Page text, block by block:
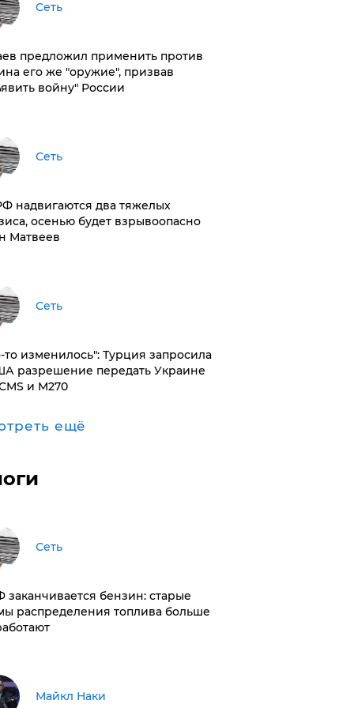
Сеть
предложил применить против
его же "оружие", призвав
войну" России
Сеть
надвигаются два тяжелых
осенью будет взрывоопасно
Матвеев
Сеть
то изменилось": Турция запросила
разрешение передать Украине
и M270
ещё
Сеть
заканчивается бензин: старые
распределения топлива больше
Майкл Наки